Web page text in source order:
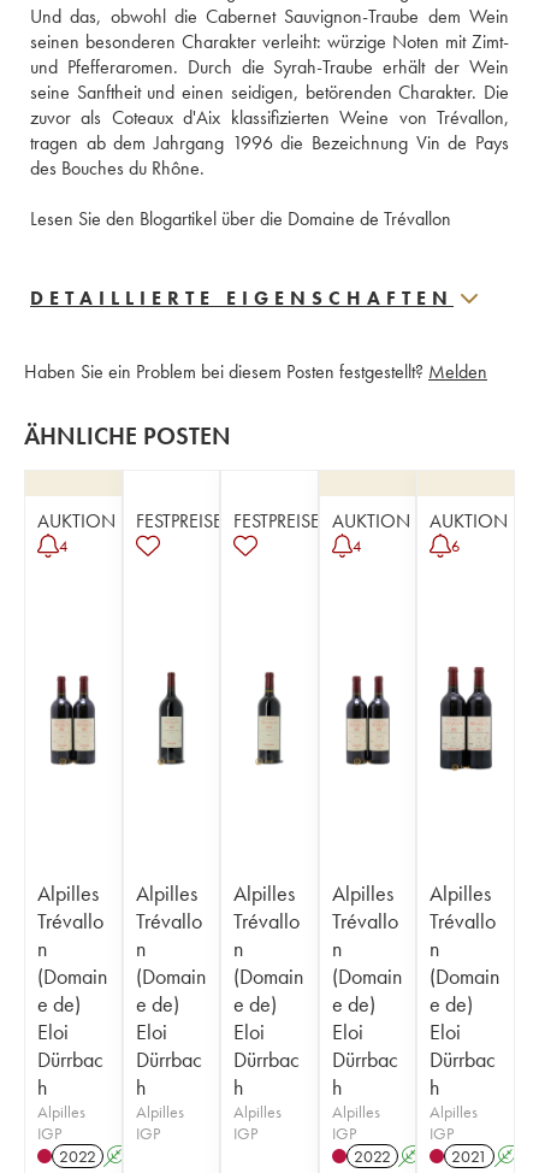
Und das, obwohl die Cabernet Sauvignon-Traube dem Wein
seinen besonderen Charakter verleiht: würzige Noten mit Zimt-
und Pfefferaromen. Durch die Syrah-Traube erhält der Wein
seine Sanftheit und einen seidigen, betörenden Charakter. Die
zuvor als Coteaux d'Aix klassifizierten Weine von Trévallon,
tragen ab dem Jahrgang 1996 die Bezeichnung Vin de Pays
des Bouches du Rhône.
Lesen Sie den Blogartikel über die Domaine de Trévallon
DETAILLIERTE EIGENSCHAFTEN
Haben Sie ein Problem bei diesem Posten festgestellt? Melden
ÄHNLICHE POSTEN
AUKTION
4
Alpilles
Trévallo
n
(Domain
e de)
Eloi
Dürrbac
h
Alpilles
IGP
2022 A
FESTPREISE
Alpilles
Trévallo
n
(Domain
e de)
Eloi
Dürrbac
h
Alpilles
IGP
FESTPREISE
Alpilles
Trévallo
n
(Domain
e de)
Eloi
Dürrbac
h
Alpilles
IGP
AUKTION
4
Alpilles
Trévallo
n
(Domain
e de)
Eloi
Dürrbac
h
Alpilles
IGP
2022 A
AUKTION
6
Alpilles
Trévallo
n
(Domain
e de)
Eloi
Dürrbac
h
Alpilles
IGP
2021
A